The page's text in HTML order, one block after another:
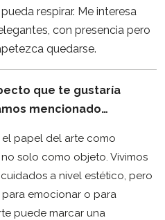
respirar. Me interesa
con presencia pero
quedarse.
que te gustaría
mencionado…
papel del arte como
solo como objeto. Vivimos
a nivel estético, pero
emocionar o para
puede marcar una